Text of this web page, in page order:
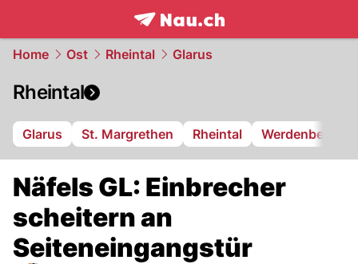
frontpage.NAU.ch
Home Ost Rheintal Glarus
Rheintal
Glarus St. Margrethen Rheintal Werdenberg
Näfels GL: Einbrecher
scheitern an
Seiteneingangstür